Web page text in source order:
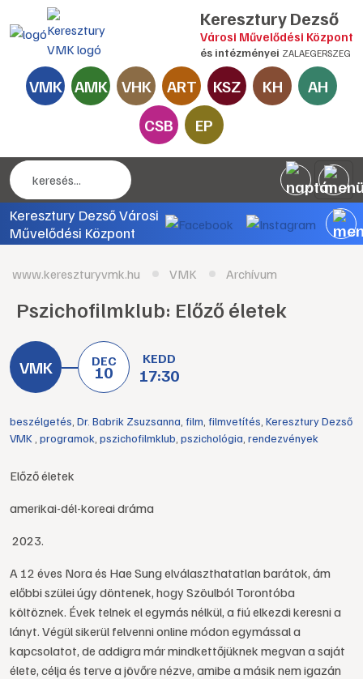
Keresztury Dezső
Városi Művelődési Központ
és intézményei ZALAEGERSZEG
VMK AMK VHK ART KSZ KH
AH
CSB
EP
Keresztury Dezső Városi
Művelődési Központ
www.kereszturyvmk.hu VMK Archívum
Pszichofilmklub: Előző életek
DEC
10
KEDD
17:30
beszélgetés Dr. Babrik Zsuzsanna film filmvetítés Keresztury Dezső
VMK programok pszichofilmklub pszichológia rendezvények
Előző életek
amerikai-dél-koreai dráma
2023.
A 12 éves Nora és Hae Sung elválaszthatatlan barátok, ám
előbbi szülei úgy döntenek, hogy Szöulból Torontóba
költöznek. Évek telnek el egymás nélkül, a fiú elkezdi keresni a
lányt. Végül sikerül felvenni online módon egymással a
kapcsolatot, de addigra már mindkettőjüknek megvan a saját
élete, célja és terve a jövőre nézve, amibe a másik nem igazán